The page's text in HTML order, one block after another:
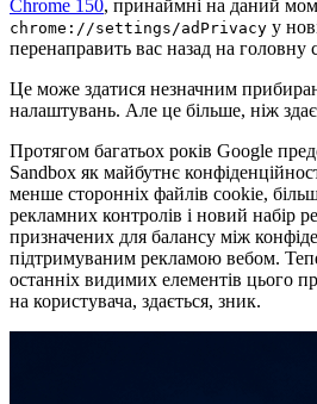
Chrome 150, принаймні на даний
chrome://settings/adPrivacy у
перенаправить вас назад на головну
Це може здатися незначним
налаштувань. Але це більше, ніж
Протягом багатьох років Google
Sandbox як майбутнє
менше сторонніх файлів cookie,
рекламних контролів і новий набір
призначених для балансу між
підтримуваним рекламою вебом.
останніх видимих елементів цього
на користувача, здається, зник.